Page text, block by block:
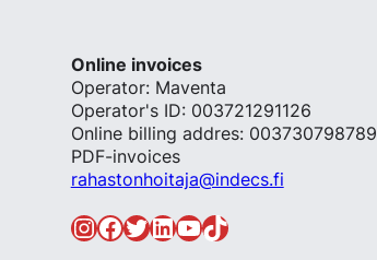
Online invoices
Operator: Maventa
Operator's ID: 003721291126
Online billing addres: 003730798789
PDF-invoices
rahastonhoitaja@indecs.fi
InstagramFacebook Twitter LinkedIn YouTube TikTok